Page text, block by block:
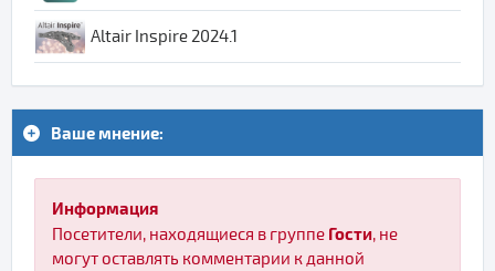
Altair Inspire 2024.1
Ваше мнение:
Информация
Посетители, находящиеся в группе Гости, не
могут оставлять комментарии к данной